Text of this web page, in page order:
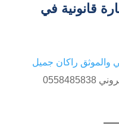
قانونية في
والموثق راكان جميل